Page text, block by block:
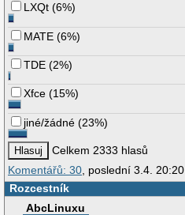
LXQt (6%)
MATE (6%)
TDE (2%)
Xfce (15%)
jiné/žádné (23%)
Celkem 2333 hlasů
Komentářů: 30, poslední 3.4. 20:20
Rozcestník
AbcLinuxu